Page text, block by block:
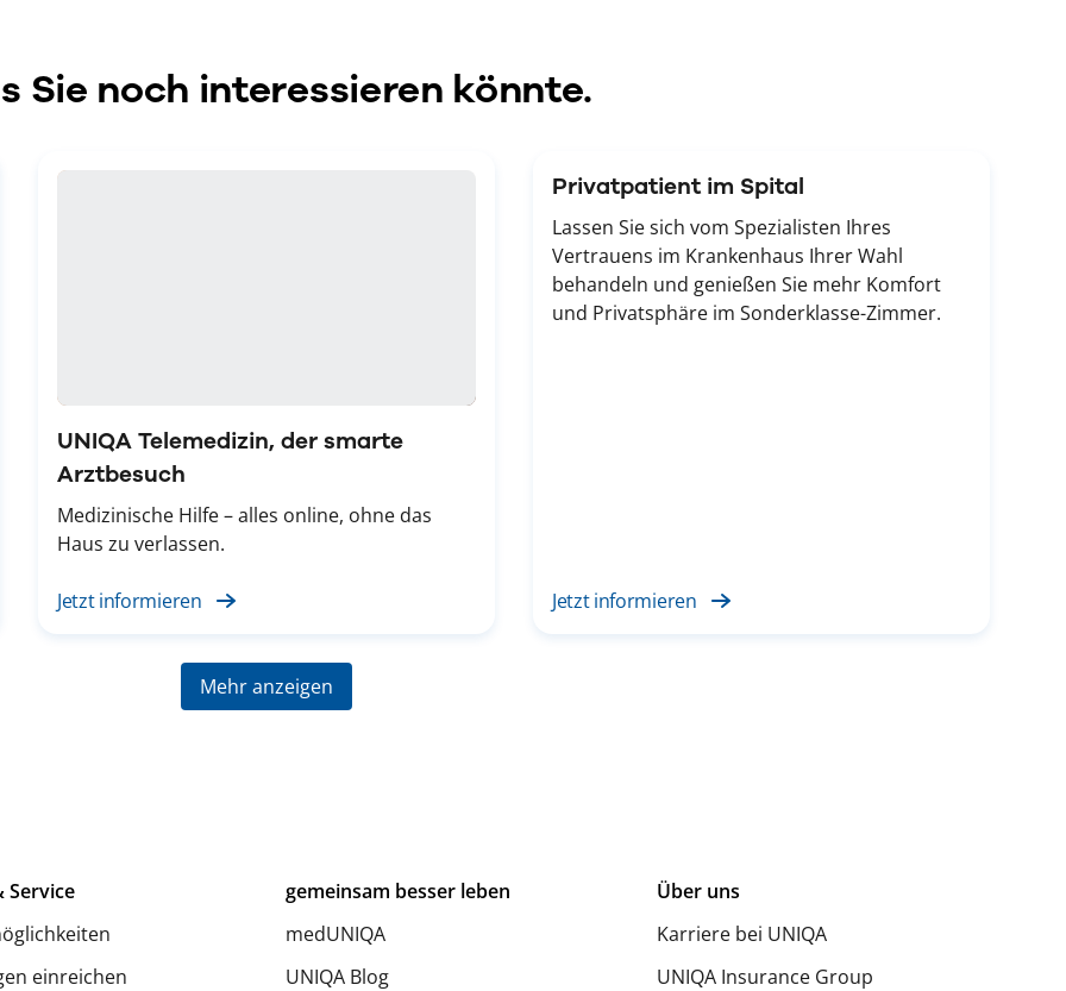
Sie noch interessieren könnte.
UNIQA Telemedizin, der smarte
Arztbesuch
Medizinische Hilfe – alles online, ohne das
Haus zu verlassen.
Jetzt informieren
Privatpatient im Spital
Lassen Sie sich vom Spezialisten Ihres
Vertrauens im Krankenhaus Ihrer Wahl
behandeln und genießen Sie mehr Komfort
und Privatsphäre im Sonderklasse-Zimmer.
Jetzt informieren
Mehr anzeigen
Service
einreichen
gemeinsam besser leben
medUNIQA
UNIQA Blog
Über uns
Karriere bei UNIQA
UNIQA Insurance Group